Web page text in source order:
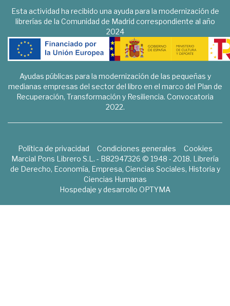
Esta actividad ha recibido una ayuda para la modernización de
librerías de la Comunidad de Madrid correspondiente al año
2024
Ayudas públicas para la modernización de las pequeñas y
medianas empresas del sector del libro en el marco del Plan de
Recuperación, Transformación y Resiliencia. Convocatoria
2022.
Política de privacidad Condiciones generales
Cookies
Marcial Pons Librero S.L. - B82947326 © 1948 - 2018. Librería
de Derecho, Economía, Empresa, Ciencias Sociales, Historia y
Ciencias Humanas
Hospedaje y desarrollo OPTYMA